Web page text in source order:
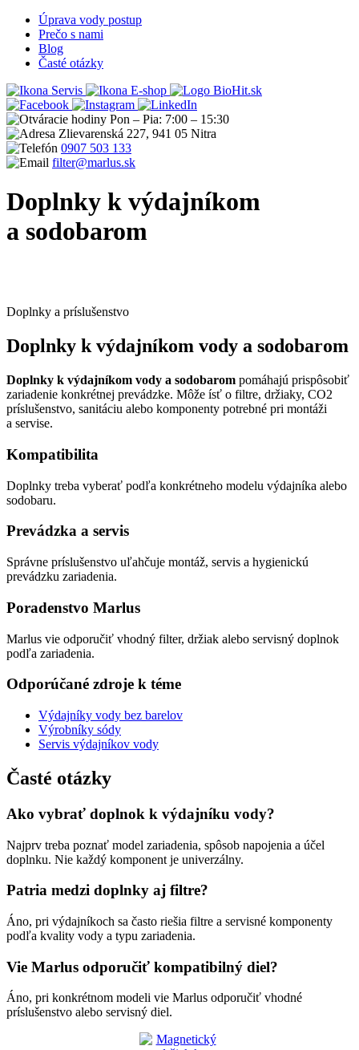
Úprava vody postup
Prečo s nami
Blog
Časté otázky
Servis
E-shop
Pon – Pia: 7:00 – 15:30
Zlievarenská 227, 941 05 Nitra
0907 503 133
filter@marlus.sk
Doplnky k výdajníkom
a sodobarom
Doplnky a príslušenstvo
Doplnky k výdajníkom vody a sodobarom
Doplnky k výdajníkom vody a sodobarom pomáhajú prispôsobiť
zariadenie konkrétnej prevádzke. Môže ísť o filtre, držiaky, CO2
príslušenstvo, sanitáciu alebo komponenty potrebné pri montáži
a servise.
Kompatibilita
Doplnky treba vyberať podľa konkrétneho modelu výdajníka alebo
sodobaru.
Prevádzka a servis
Správne príslušenstvo uľahčuje montáž, servis a hygienickú
prevádzku zariadenia.
Poradenstvo Marlus
Marlus vie odporučiť vhodný filter, držiak alebo servisný doplnok
podľa zariadenia.
Odporúčané zdroje k téme
Výdajníky vody bez barelov
Výrobníky sódy
Servis výdajníkov vody
Časté otázky
Ako vybrať doplnok k výdajníku vody?
Najprv treba poznať model zariadenia, spôsob napojenia a účel
doplnku. Nie každý komponent je univerzálny.
Patria medzi doplnky aj filtre?
Áno, pri výdajníkoch sa často riešia filtre a servisné komponenty
podľa kvality vody a typu zariadenia.
Vie Marlus odporučiť kompatibilný diel?
Áno, pri konkrétnom modeli vie Marlus odporučiť vhodné
príslušenstvo alebo servisný diel.